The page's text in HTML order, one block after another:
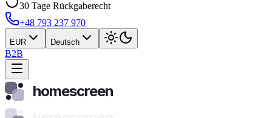
30 Tage Rückgaberecht
+48 793 237 970
EUR Deutsch
B2B
homescreen